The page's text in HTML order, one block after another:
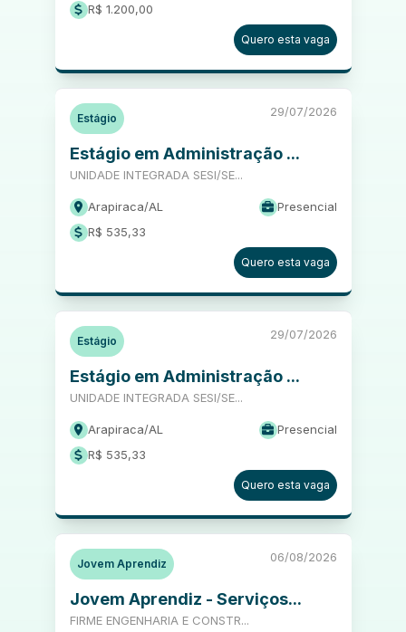
R$ 1.200,00
Quero esta vaga
Estágio 29/07/2026
Estágio em Administração ...
UNIDADE INTEGRADA SESI/SE...
Arapiraca/AL
Presencial
R$ 535,33
Quero esta vaga
Estágio 29/07/2026
Estágio em Administração ...
UNIDADE INTEGRADA SESI/SE...
Arapiraca/AL
Presencial
R$ 535,33
Quero esta vaga
Jovem Aprendiz 06/08/2026
Jovem Aprendiz - Serviços...
FIRME ENGENHARIA E CONSTR...